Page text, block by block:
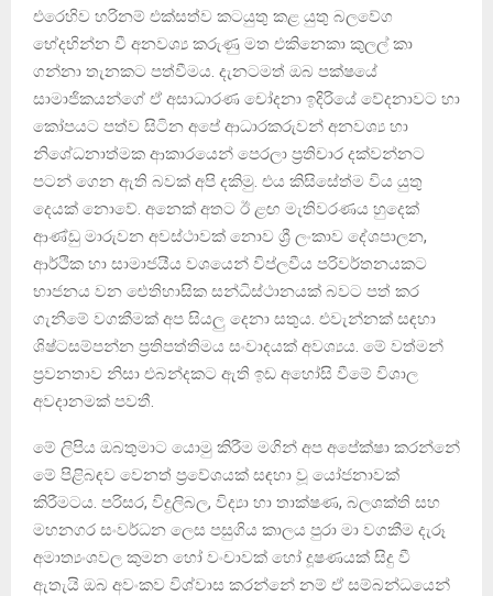
එරෙහිව හරිනම් එක්සත්ව කටයුතු කළ යුතු බලවේග
භේදභින්න වී අනවශ්‍ය කරුණු මත එකිනෙකා කුලල් කා
ගන්නා තැනකට පත්වීමය. දැනටමත් ඔබ පක්ෂයේ
සාමාජිකයන්ගේ ඒ අසාධාරණ චෝදනා ඉදිරියේ වේදනාවට හා
කෝපයට පත්ව සිටින අපේ ආධාරකරුවන් අනවශ්‍ය හා
නිශේධනාත්මක ආකාරයෙන් පෙරලා ප්‍රතිචාර දක්වන්නට
පටන් ගෙන ඇති බවක් අපි දකිමු. එය කිසිසේත්ම විය යුතු
දෙයක් නොවේ. අනෙක් අතට ඊ ළඟ මැතිවරණය හුදෙක්
ආණ්ඩු මාරුවන අවස්ථාවක් නොව ශ්‍රී ලංකාව දේශපාලන,
ආර්ථික හා සාමාජයීය වශයෙන් විප්ලවීය පරිවර්තනයකට
භාජනය වන ඓතිහාසික සන්ධිස්ථානයක් බවට පත් කර
ගැනීමේ වගකීමක් අප සියලු දෙනා සතුය. එවැන්නක් සඳහා
ශිෂ්ටසම්පන්න ප්‍රතිපත්තිමය සංවාදයක් අවශ්‍යය. මේ වත්මන්
ප්‍රවනතාව නිසා එබන්දකට ඇති ඉඩ අහෝසි වීමේ විශාල
අවදානමක් පවතී.
මේ ලිපිය ඔබතුමාට යොමු කිරීම මගින් අප අපේක්ෂා කරන්නේ
මේ පිළිබඳව වෙනත් ප්‍රවේශයක් සඳහා වූ යෝජනාවක්
කිරීමටය. පරිසර, විදුලිබල, විද්‍යා හා තාක්ෂණ, බලශක්ති සහ
මහනගර සංවර්ධන ලෙස පසුගිය කාලය පුරා මා වගකීම දැරූ
අමාත්‍යංශවල කුමන හෝ වංචාවක් හෝ දූෂණයක් සිදු වී
ඇතැයි ඔබ අවංකව විශ්වාස කරන්නේ නම් ඒ සම්බන්ධයෙන්